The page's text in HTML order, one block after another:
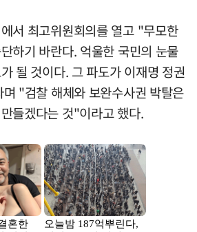
서 최고위원회의를 열고 "무모한
하기 바란다. 억울한 국민의 눈물
될 것이다. 그 파도가 이재명 정권
"검찰 해체와 보완수사권 박탈은
들겠다는 것"이라고 했다.